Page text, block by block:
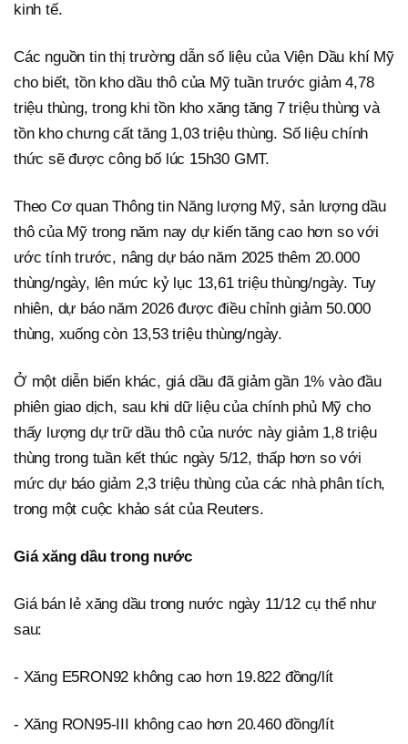
kinh tế.
Các nguồn tin thị trường dẫn số liệu của Viện Dầu khí Mỹ
cho biết, tồn kho dầu thô của Mỹ tuần trước giảm 4,78
triệu thùng, trong khi tồn kho xăng tăng 7 triệu thùng và
tồn kho chưng cất tăng 1,03 triệu thùng. Số liệu chính
thức sẽ được công bố lúc 15h30 GMT.
Theo Cơ quan Thông tin Năng lượng Mỹ, sản lượng dầu
thô của Mỹ trong năm nay dự kiến tăng cao hơn so với
ước tính trước, nâng dự báo năm 2025 thêm 20.000
thùng/ngày, lên mức kỷ lục 13,61 triệu thùng/ngày. Tuy
nhiên, dự báo năm 2026 được điều chỉnh giảm 50.000
thùng, xuống còn 13,53 triệu thùng/ngày.
Ở một diễn biến khác, giá dầu đã giảm gần 1% vào đầu
phiên giao dịch, sau khi dữ liệu của chính phủ Mỹ cho
thấy lượng dự trữ dầu thô của nước này giảm 1,8 triệu
thùng trong tuần kết thúc ngày 5/12, thấp hơn so với
mức dự báo giảm 2,3 triệu thùng của các nhà phân tích,
trong một cuộc khảo sát của Reuters.
Giá xăng dầu trong nước
Giá bán lẻ xăng dầu trong nước ngày 11/12 cụ thể như
sau:
- Xăng E5RON92 không cao hơn 19.822 đồng/lít
- Xăng RON95-III không cao hơn 20.460 đồng/lít